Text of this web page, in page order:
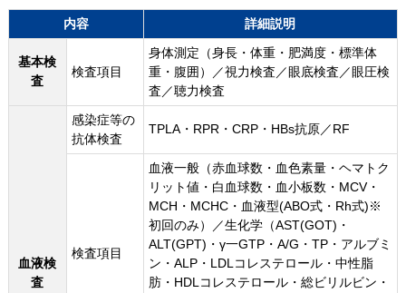
内容 詳細説明
基本検
査
検査項目
身体測定（身長・体重・肥満度・標準体
重・腹囲）／視力検査／眼底検査／眼圧検
査／聴力検査
血液検
査
感染症等の
抗体検査
TPLA・RPR・CRP・HBs抗原／RF
検査項目
血液一般（赤血球数・血色素量・ヘマトク
リット値・白血球数・血小板数・MCV・
MCH・MCHC・血液型(ABO式・Rh式)※
初回のみ）／生化学（AST(GOT)・
ALT(GPT)・γ一GTP・A/G・TP・アルブミ
ン・ALP・LDLコレステロール・中性脂
肪・HDLコレステロール・総ビリルビン・